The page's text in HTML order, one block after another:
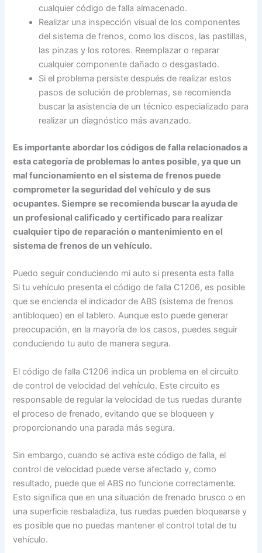
cualquier código de falla almacenado.
Realizar una inspección visual de los componentes
del sistema de frenos, como los discos, las pastillas,
las pinzas y los rotores. Reemplazar o reparar
cualquier componente dañado o desgastado.
Si el problema persiste después de realizar estos
pasos de solución de problemas, se recomienda
buscar la asistencia de un técnico especializado para
realizar un diagnóstico más avanzado.
Es importante abordar los códigos de falla relacionados a
esta categoría de problemas lo antes posible, ya que un
mal funcionamiento en el sistema de frenos puede
comprometer la seguridad del vehículo y de sus
ocupantes. Siempre se recomienda buscar la ayuda de
un profesional calificado y certificado para realizar
cualquier tipo de reparación o mantenimiento en el
sistema de frenos de un vehículo.
Puedo seguir conduciendo mi auto si presenta esta falla
Si tu vehículo presenta el código de falla C1206, es posible
que se encienda el indicador de ABS (sistema de frenos
antibloqueo) en el tablero. Aunque esto puede generar
preocupación, en la mayoría de los casos, puedes seguir
conduciendo tu auto de manera segura.
El código de falla C1206 indica un problema en el circuito
de control de velocidad del vehículo. Este circuito es
responsable de regular la velocidad de tus ruedas durante
el proceso de frenado, evitando que se bloqueen y
proporcionando una parada más segura.
Sin embargo, cuando se activa este código de falla, el
control de velocidad puede verse afectado y, como
resultado, puede que el ABS no funcione correctamente.
Esto significa que en una situación de frenado brusco o en
una superficie resbaladiza, tus ruedas pueden bloquearse y
es posible que no puedas mantener el control total de tu
vehículo.